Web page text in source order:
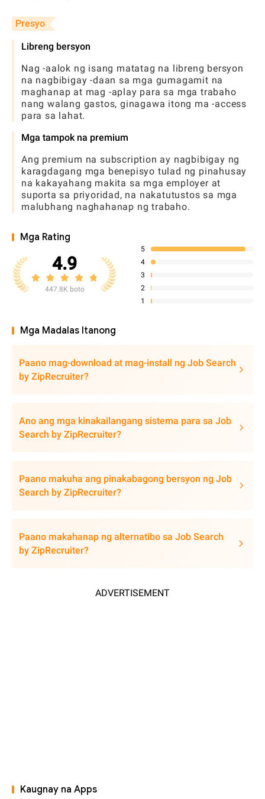
Presyo
Libreng bersyon
Nag -aalok ng isang matatag na libreng bersyon
na nagbibigay -daan sa mga gumagamit na
maghanap at mag -aplay para sa mga trabaho
nang walang gastos, ginagawa itong ma -access
para sa lahat.
Mga tampok na premium
Ang premium na subscription ay nagbibigay ng
karagdagang mga benepisyo tulad ng pinahusay
na kakayahang makita sa mga employer at
suporta sa priyoridad, na nakatutustos sa mga
malubhang naghahanap ng trabaho.
Mga Rating
4.9
447.8K boto
5
4
3
2
1
Mga Madalas Itanong
Paano mag-download at mag-install ng Job Search
by ZipRecruiter?
Ano ang mga kinakailangang sistema para sa Job
Search by ZipRecruiter?
Paano makuha ang pinakabagong bersyon ng Job
Search by ZipRecruiter?
Paano makahanap ng alternatibo sa Job Search
by ZipRecruiter?
ADVERTISEMENT
Kaugnay na Apps